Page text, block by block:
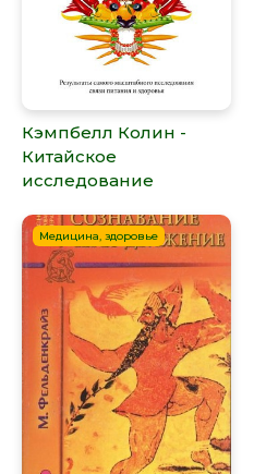
Кэмпбелл Колин -
Китайское
исследование
Медицина, здоровье